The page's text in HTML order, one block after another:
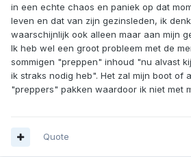
in een echte chaos en paniek op dat
leven en dat van zijn gezinsleden, ik
waarschijnlijk ook alleen maar aan mijn
Ik heb wel een groot probleem met de
sommigen "preppen" inhoud "nu alvast
ik straks nodig heb". Het zal mijn boot of
"preppers" pakken waardoor ik niet met
Quote